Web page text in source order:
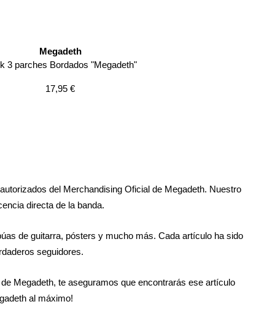
Megadeth
3 parches Bordados "Megadeth"
Precio
17,95 €
del Merchandising Oficial de Megadeth. Nuestro
directa de la banda.
de guitarra, pósters y mucho más. Cada artículo ha sido
seguidores.
Megadeth, te aseguramos que encontrarás ese artículo
al máximo!